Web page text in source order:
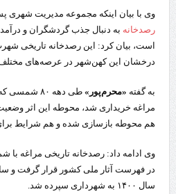
وی با بیان اینکه مجموعه مدیریت شهری
رصدخانه به دنبال جذب گردشگران و
است، بیان کرد: این رصدخانه تاریخی
درخشان این کهن‌شهر در عرصه‌های
به گفته «محرم‌پور»
طی دهه ۸۰
مراغه خریداری شد، محوطه این اثر
هم محوطه بازسازی شده و هم شرایط
در فهرست آثار ملی کشور قرار گرفت و
سال ۱۴۰۰ به شهرداری سپرده شد.